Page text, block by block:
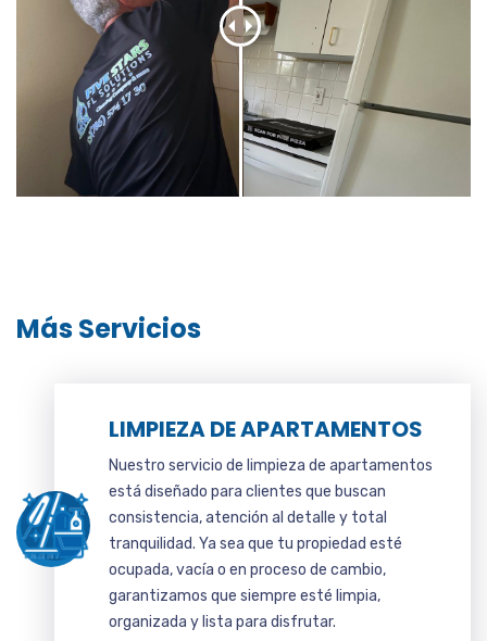
Más Servicios
LIMPIEZA DE APARTAMENTOS
Nuestro servicio de limpieza de apartamentos
está diseñado para clientes que buscan
consistencia, atención al detalle y total
tranquilidad. Ya sea que tu propiedad esté
ocupada, vacía o en proceso de cambio,
garantizamos que siempre esté limpia,
organizada y lista para disfrutar.